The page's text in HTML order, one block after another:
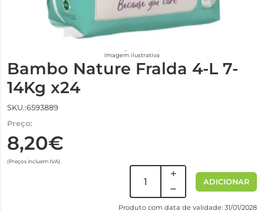
Imagem ilustrativa
Bambo Nature Fralda 4-L 7-
14Kg x24
SKU.:6593889
Preço:
8,20€
(Preços incluem IVA)
ADICIONAR
Produto com data de validade: 31/01/2028